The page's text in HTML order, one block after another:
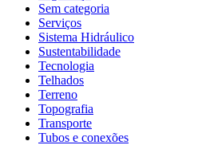
Sem categoria
Serviços
Sistema Hidráulico
Sustentabilidade
Tecnologia
Telhados
Terreno
Topografia
Transporte
Tubos e conexões